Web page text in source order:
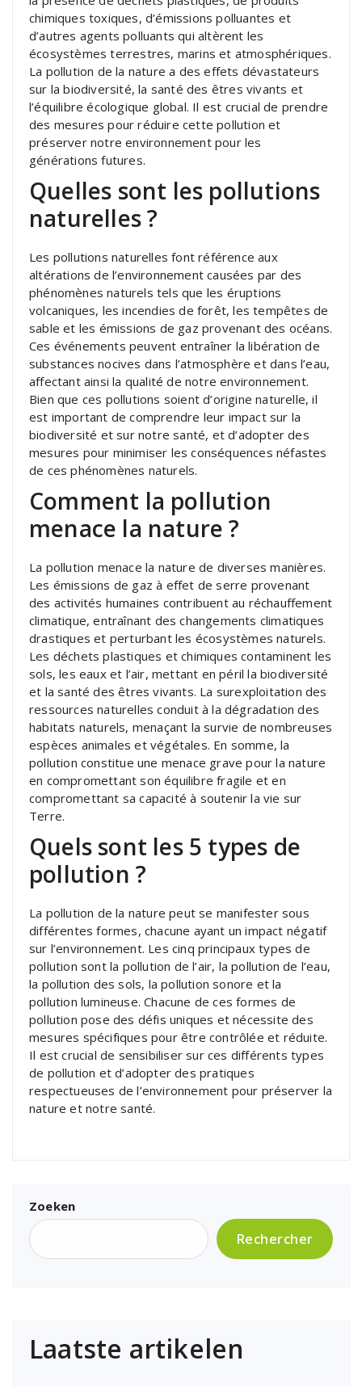
chimiques toxiques, d’émissions polluantes et
d’autres agents polluants qui altèrent les
écosystèmes terrestres, marins et atmosphériques.
La pollution de la nature a des effets dévastateurs
sur la biodiversité, la santé des êtres vivants et
l’équilibre écologique global. Il est crucial de prendre
des mesures pour réduire cette pollution et
préserver notre environnement pour les
générations futures.
Quelles sont les pollutions
naturelles ?
Les pollutions naturelles font référence aux
altérations de l’environnement causées par des
phénomènes naturels tels que les éruptions
volcaniques, les incendies de forêt, les tempêtes de
sable et les émissions de gaz provenant des océans.
Ces événements peuvent entraîner la libération de
substances nocives dans l’atmosphère et dans l’eau,
affectant ainsi la qualité de notre environnement.
Bien que ces pollutions soient d’origine naturelle, il
est important de comprendre leur impact sur la
biodiversité et sur notre santé, et d’adopter des
mesures pour minimiser les conséquences néfastes
de ces phénomènes naturels.
Comment la pollution
menace la nature ?
La pollution menace la nature de diverses manières.
Les émissions de gaz à effet de serre provenant
des activités humaines contribuent au réchauffement
climatique, entraînant des changements climatiques
drastiques et perturbant les écosystèmes naturels.
Les déchets plastiques et chimiques contaminent les
sols, les eaux et l’air, mettant en péril la biodiversité
et la santé des êtres vivants. La surexploitation des
ressources naturelles conduit à la dégradation des
habitats naturels, menaçant la survie de nombreuses
espèces animales et végétales. En somme, la
pollution constitue une menace grave pour la nature
en compromettant son équilibre fragile et en
compromettant sa capacité à soutenir la vie sur
Terre.
Quels sont les 5 types de
pollution ?
La pollution de la nature peut se manifester sous
différentes formes, chacune ayant un impact négatif
sur l’environnement. Les cinq principaux types de
pollution sont la pollution de l’air, la pollution de l’eau,
la pollution des sols, la pollution sonore et la
pollution lumineuse. Chacune de ces formes de
pollution pose des défis uniques et nécessite des
mesures spécifiques pour être contrôlée et réduite.
Il est crucial de sensibiliser sur ces différents types
de pollution et d’adopter des pratiques
respectueuses de l’environnement pour préserver la
nature et notre santé.
Zoeken
Rechercher
Laatste artikelen